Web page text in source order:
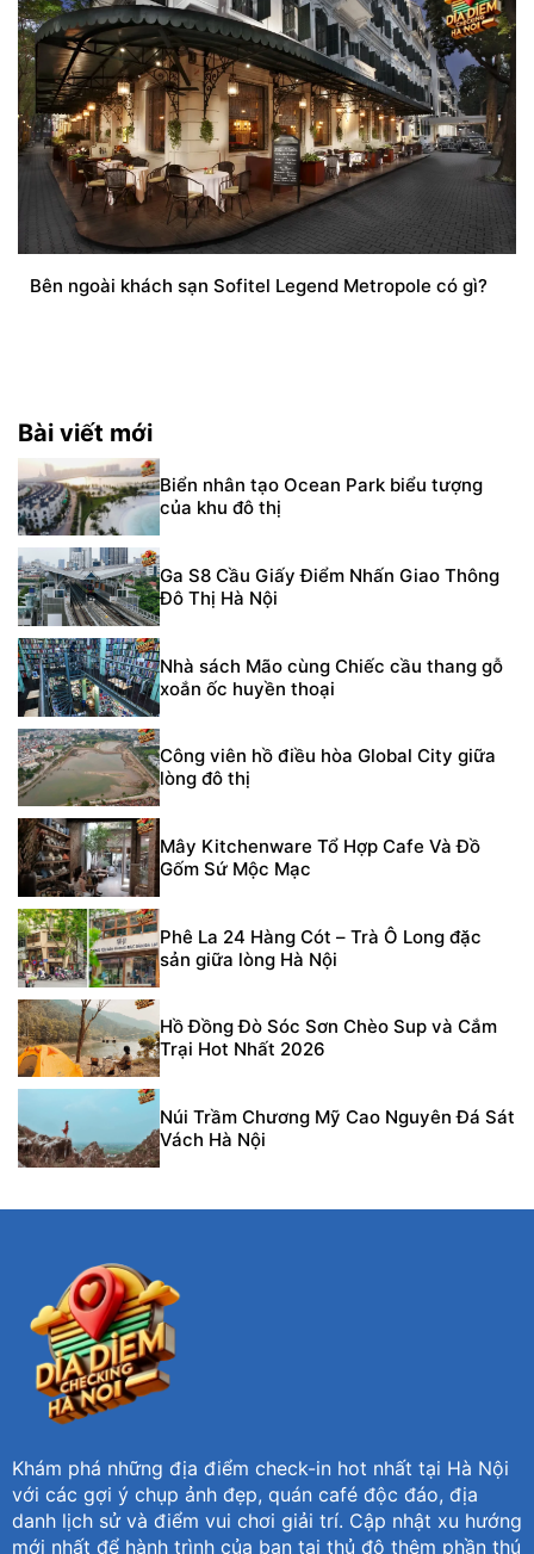
Bên ngoài khách sạn Sofitel Legend Metropole có gì?
Bài viết mới
Biển nhân tạo Ocean Park biểu tượng
của khu đô thị
Ga S8 Cầu Giấy Điểm Nhấn Giao Thông
Đô Thị Hà Nội
Nhà sách Mão cùng Chiếc cầu thang gỗ
xoắn ốc huyền thoại
Công viên hồ điều hòa Global City giữa
lòng đô thị
Mây Kitchenware Tổ Hợp Cafe Và Đồ
Gốm Sứ Mộc Mạc
Phê La 24 Hàng Cót – Trà Ô Long đặc
sản giữa lòng Hà Nội
Hồ Đồng Đò Sóc Sơn Chèo Sup và Cắm
Trại Hot Nhất 2026
Núi Trầm Chương Mỹ Cao Nguyên Đá Sát
Vách Hà Nội
Khám phá những địa điểm check-in hot nhất tại Hà Nội
với các gợi ý chụp ảnh đẹp, quán café độc đáo, địa
danh lịch sử và điểm vui chơi giải trí. Cập nhật xu hướng
mới nhất để hành trình của bạn tại thủ đô thêm phần thú